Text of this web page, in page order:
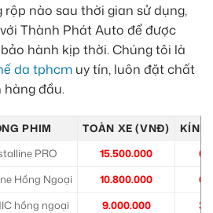
rộp nào sau thời gian sử dụng,
Thành Phát Auto để được
hành kịp thời. Chúng tôi là
da tphcm uy tín, luôn đặt chất
hàng đầu.
PHIM TOÀN XE (VNĐ) KÍNH
PRO 15.500.000
Hồng Ngoại
10.800.000
hồng ngoại
9.000.000